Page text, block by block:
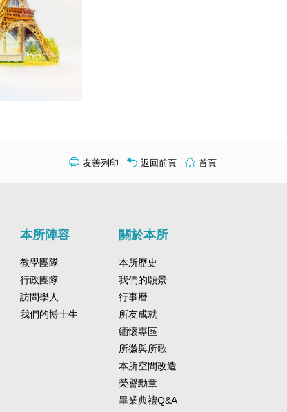
友善列印 返回前頁 首頁
本所陣容
教學團隊
行政團隊
訪問學人
我們的博士生
關於本所
本所歷史
我們的願景
行事曆
所友成就
緬懷專區
所徽與所歌
本所空間改造
榮譽勳章
畢業典禮Q&A